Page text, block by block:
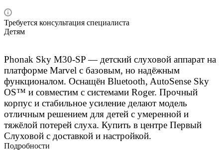
Требуется консультация специалиста
Детям
Phonak Sky M30-SP — детский слуховой аппарат на
платформе Marvel с базовым, но надёжным
функционалом. Оснащён Bluetooth, AutoSense Sky
OS™ и совместим с системами Roger. Прочный
корпус и стабильное усиление делают модель
отличным решением для детей с умеренной и
тяжёлой потерей слуха. Купить в центре Первый
Слуховой с доставкой и настройкой.
Подробности